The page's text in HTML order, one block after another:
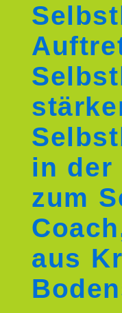
in der
zum
aus